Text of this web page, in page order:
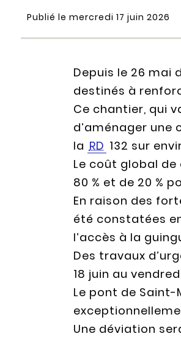
Publié le mercredi 17 juin 2026
Depuis le 26 mai
destinés à
Ce chantier, qui
d’aménager une
la RD 132 sur
Le coût global
80 % et de 20 %
En raison des
été constatées
l’accès à la
Des travaux
18 juin au
Le pont de Saint-
Une déviation